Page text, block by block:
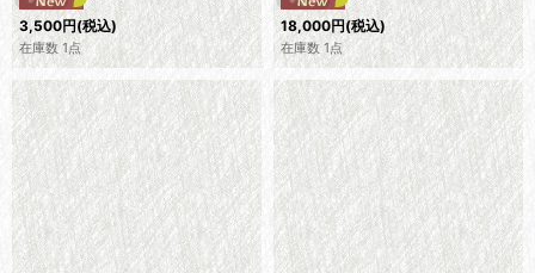
3,500円(税込)
在庫数 1点
18,000円(税込)
在庫数 1点